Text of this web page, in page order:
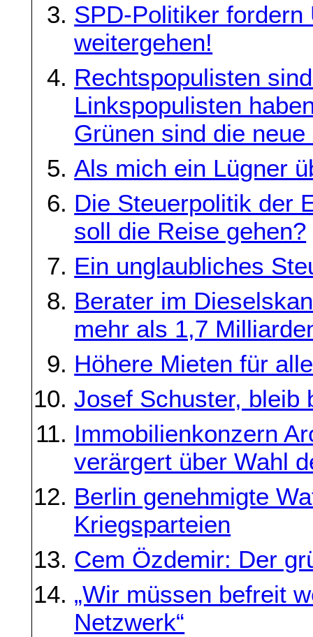
SPD-Politiker
weitergehen!
Rechtspopulisten
Linkspopulisten
Grünen sind die
Als mich ein Lügner
Die Steuerpolitik der
soll die Reise gehen?
Ein unglaubliches
Berater im
mehr als 1,7
Höhere Mieten für
Josef Schuster, bleib
Immobilienkonzern
verärgert über Wahl
Berlin genehmigte
Kriegsparteien
Cem Özdemir: Der
„Wir müssen befreit
Netzwerk“